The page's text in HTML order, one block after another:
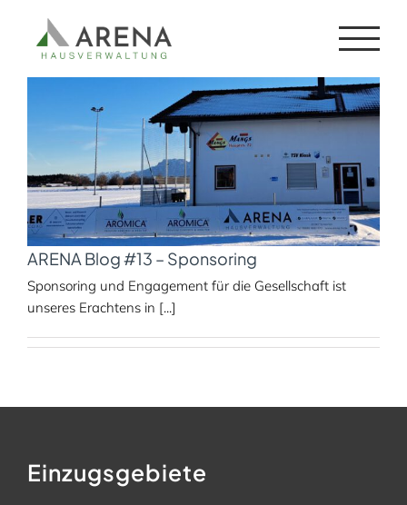
springen
sponsoring
ARENA Blog #13 – Sponsoring
Sponsoring und Engagement für die Gesellschaft ist
unseres Erachtens in [...]
Einzugsgebiete